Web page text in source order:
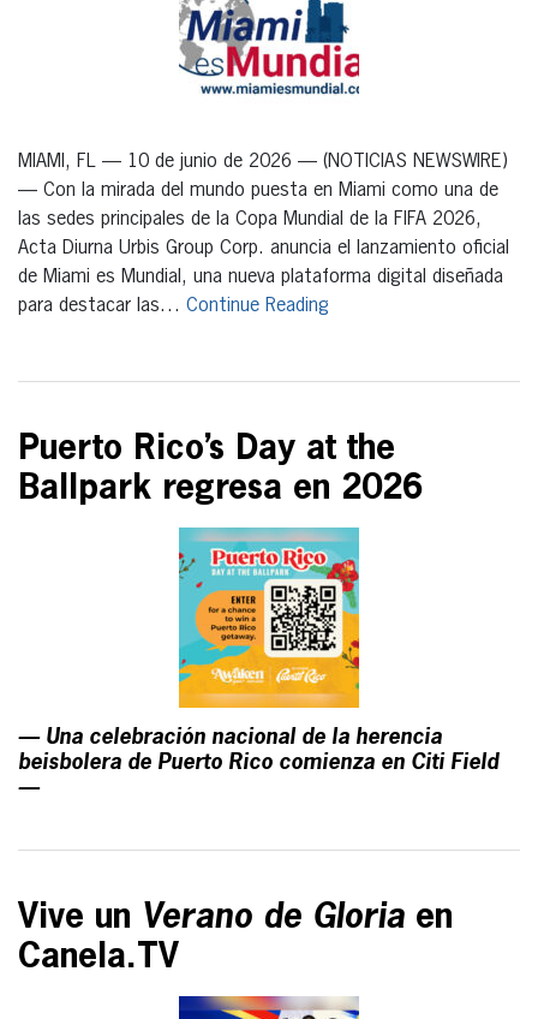
MIAMI, FL — 10 de junio de 2026 — (NOTICIAS NEWSWIRE)
— Con la mirada del mundo puesta en Miami como una de
las sedes principales de la Copa Mundial de la FIFA 2026,
Acta Diurna Urbis Group Corp. anuncia el lanzamiento oficial
de Miami es Mundial, una nueva plataforma digital diseñada
para destacar las… Continue Reading
Puerto Rico’s Day at the
Ballpark regresa en 2026
— Una celebración nacional de la herencia
beisbolera de Puerto Rico comienza en Citi Field
—
Vive un Verano de Gloria en
Canela.TV